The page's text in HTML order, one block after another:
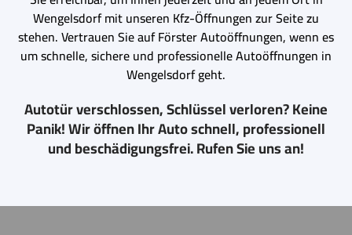
Wengelsdorf mit unseren Kfz-Öffnungen zur Seite zu
stehen. Vertrauen Sie auf Förster Autoöffnungen, wenn es
um schnelle, sichere und professionelle Autoöffnungen in
Wengelsdorf geht.
Autotür verschlossen, Schlüssel verloren? Keine
Panik! Wir öffnen Ihr Auto schnell, professionell
und beschädigungsfrei. Rufen Sie uns an!